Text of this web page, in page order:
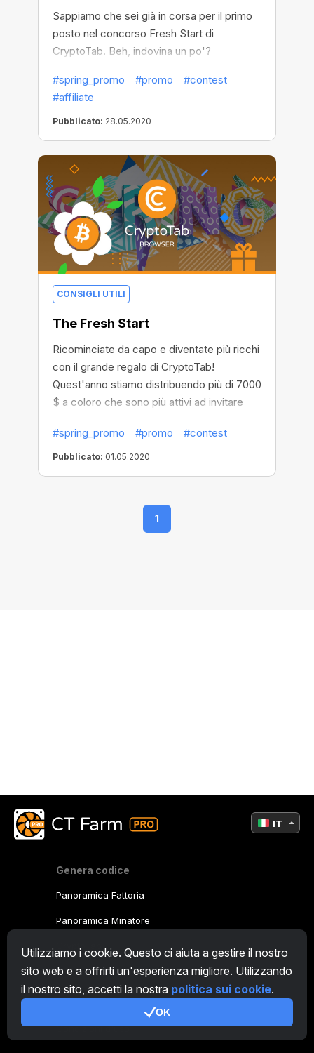
Sappiamo che sei già in corsa per il primo
posto nel concorso Fresh Start di
CryptoTab. Beh, indovina un po'?
numero di vincitori casuali:
#spring_promo #promo
#contest
#affiliate
Pubblicato: 28.05.2020
CONSIGLI UTILI
The Fresh Start
Ricominciate da capo e diventate più ricchi
con il grande regalo di CryptoTab!
Quest'anno stiamo distribuendo più di 7000
$ a coloro che sono più attivi ad invitare
potete per vincere uno dei 5 premi
principali.
#spring_promo #promo #contest
Pubblicato: 01.05.2020
1
Utilizziamo i cookie. Questo ci aiuta a gestire il nostro
sito web e a offrirti un'esperienza migliore. Utilizzando
il nostro sito, accetti la nostra politica sui cookie.
OK
Genera codice
Panoramica Fattoria
Panoramica Minatore
CryptoTab
Programma Affiliato
Condizioni d'uso
IT